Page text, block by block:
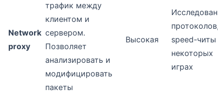
Network
proxy
трафик между
клиентом и
сервером.
Позволяет
анализировать и
модифицировать
пакеты
Высокая
speed-читы
некоторых
играх